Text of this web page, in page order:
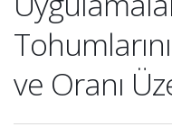
ve Oranı